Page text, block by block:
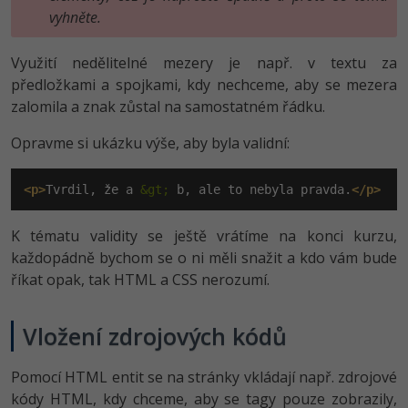
vyhněte.
Využití nedělitelné mezery je např. v textu za
předložkami a spojkami, kdy nechceme, aby se mezera
zalomila a znak zůstal na samostatném řádku.
Opravme si ukázku výše, aby byla validní:
<p>Tvrdil, že a &gt; b, ale to nebyla pravda.</p>
K tématu validity se ještě vrátíme na konci kurzu,
každopádně bychom se o ni měli snažit a kdo vám bude
říkat opak, tak HTML a CSS nerozumí.
Vložení zdrojových kódů
Pomocí HTML entit se na stránky vkládají např. zdrojové
kódy HTML, kdy chceme, aby se tagy pouze zobrazily,